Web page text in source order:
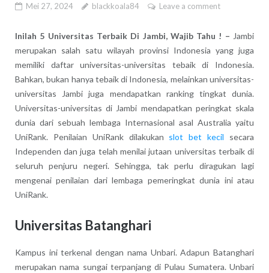
Mei 27, 2024 blackkoala84 Leave a comment
Inilah 5 Universitas Terbaik Di Jambi, Wajib Tahu ! – Jambi
merupakan salah satu wilayah provinsi Indonesia yang juga
memiliki daftar universitas-universitas tebaik di Indonesia.
Bahkan, bukan hanya tebaik di Indonesia, melainkan universitas-
universitas Jambi juga mendapatkan ranking tingkat dunia.
Universitas-universitas di Jambi mendapatkan peringkat skala
dunia dari sebuah lembaga Internasional asal Australia yaitu
UniRank. Penilaian UniRank dilakukan slot bet kecil secara
Independen dan juga telah menilai jutaan universitas terbaik di
seluruh penjuru negeri. Sehingga, tak perlu diragukan lagi
mengenai penilaian dari lembaga pemeringkat dunia ini atau
UniRank.
Universitas Batanghari
Kampus ini terkenal dengan nama Unbari. Adapun Batanghari
merupakan nama sungai terpanjang di Pulau Sumatera. Unbari